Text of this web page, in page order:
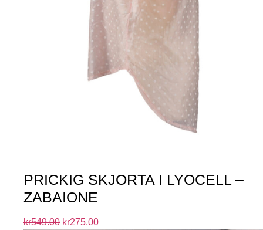
PRICKIG SKJORTA I LYOCELL –
ZABAIONE
kr549.00 kr275.00